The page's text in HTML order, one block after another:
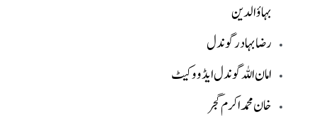
بہاؤالدین
رضا بہادر گوندل
امان اللہ گوندل ایڈووکیٹ
خان محمد اکرم گجر